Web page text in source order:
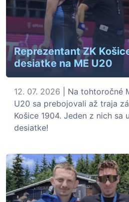
Reprezentant ZK
desiatke na ME U20
12. 07. 2026 | Na tohtoročné
U20 sa prebojovali až traja
Košice 1904. Jeden z nich sa
desiatke!